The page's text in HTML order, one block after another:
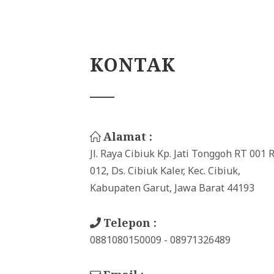
KONTAK
Alamat :
Jl. Raya Cibiuk Kp. Jati Tonggoh RT 001
012, Ds. Cibiuk Kaler, Kec. Cibiuk,
Kabupaten Garut, Jawa Barat 44193
Telepon :
0881080150009 - 08971326489